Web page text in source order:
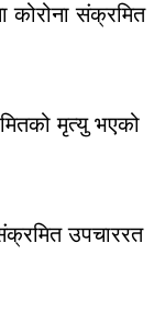
कोरोना संक्रमित
मृत्यु भएको
उपचाररत